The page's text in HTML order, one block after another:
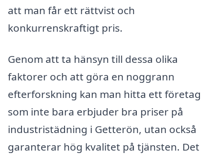
att man får ett rättvist och
konkurrenskraftigt pris.
Genom att ta hänsyn till dessa olika
faktorer och att göra en noggrann
efterforskning kan man hitta ett företag
som inte bara erbjuder bra priser på
industristädning i Getterön, utan också
garanterar hög kvalitet på tjänsten. Det